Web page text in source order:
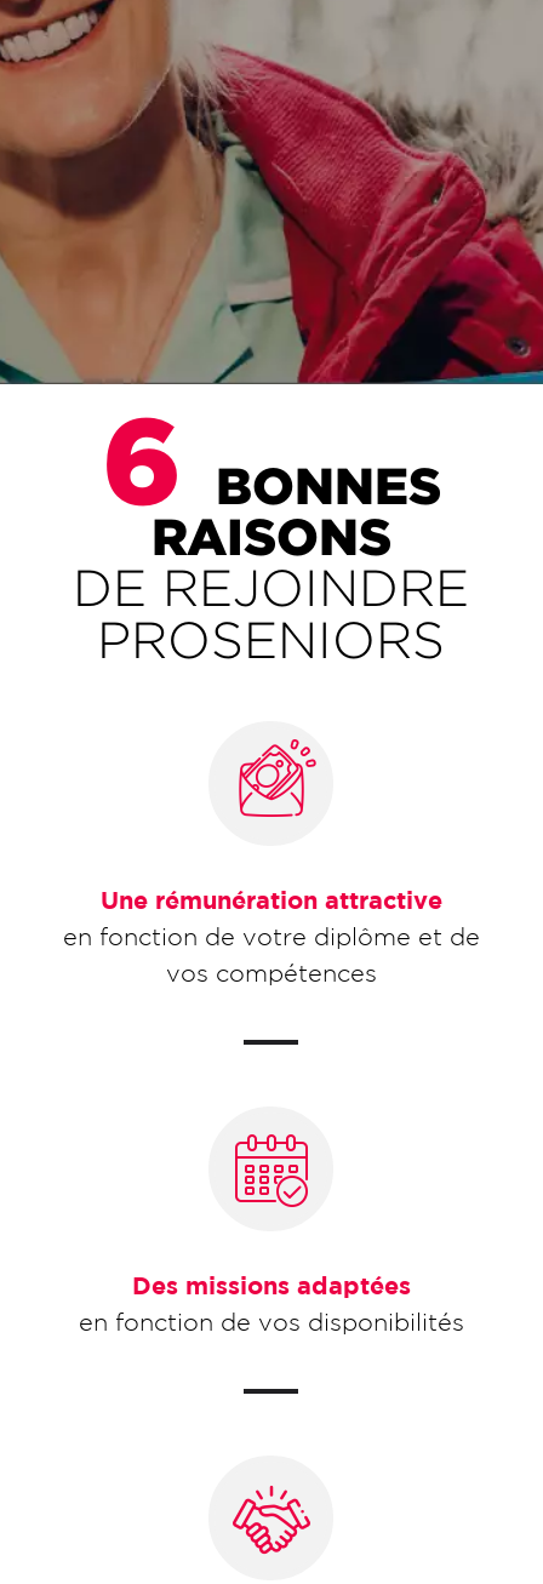
6
BONNES
RAISONS
DE REJOINDRE
PROSENIORS
Une rémunération attractive
en fonction de votre diplôme et de
vos compétences
Des missions adaptées
en fonction de vos disponibilités